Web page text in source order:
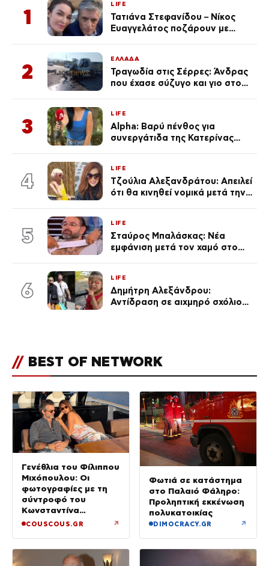
1
LIFE
Τατιάνα Στεφανίδου – Νίκος
Ευαγγελάτος ποζάρουν με
2
ΕΛΛΑΔΑ
Τραγωδία στις Σέρρες: Άνδρας
που έχασε σύζυγο και γιο στο
3
LIFE
Alpha: Βαρύ πένθος για
συνεργάτιδα της Κατερίνας
του Θεού»
4
LIFE
Τζούλια Αλεξανδράτου: Απειλεί
ότι θα κινηθεί νομικά μετά την
5
LIFE
Σταύρος Μπαλάσκας: Νέα
εμφάνιση μετά τον χαμό στο
6
LIFE
Δημήτρη Αλεξάνδρου:
Αντίδραση σε αιχμηρό σχόλιο
// BEST OF NETWORK
Γενέθλια του Φίλιππου
Μιχόπουλου: Οι
φωτογραφίες με τη
σύντροφό του
Κωνσταντίνα
Ευρυπίδου και το
COUSCOUS.GR ↗
Φωτιά σε κατάστημα
στο Παλαιό Φάληρο:
Προληπτική εκκένωση
πολυκατοικίας
DIMOCRACY.GR ↗